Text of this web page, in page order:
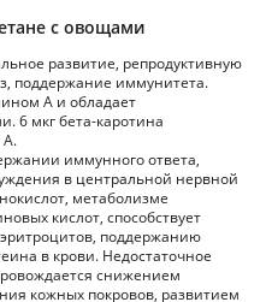
с овощами
развитие, репродуктивную
поддержание иммунитета.
А и обладает
6 мкг бета-каротина
А.
иммунного ответа,
в центральной нервной
метаболизме
кислот, способствует
поддержанию
в крови. Недостаточное
снижением
кожных покровов, развитием